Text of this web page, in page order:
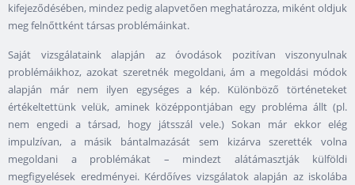
kifejeződésében, mindez pedig alapvetően meghatározza, miként oldjuk
meg felnőttként társas problémáinkat.
Saját vizsgálataink alapján az óvodások pozitívan viszonyulnak
problémáikhoz, azokat szeretnék megoldani, ám a megoldási módok
alapján már nem ilyen egységes a kép. Különböző történeteket
értékeltettünk velük, aminek középpontjában egy probléma állt (pl.
nem engedi a társad, hogy játsszál vele.) Sokan már ekkor elég
impulzívan, a másik bántalmazását sem kizárva szerették volna
megoldani a problémákat – mindezt alátámasztják külföldi
megfigyelések eredményei. Kérdőíves vizsgálatok alapján az iskolába